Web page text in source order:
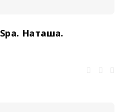
Наташа.